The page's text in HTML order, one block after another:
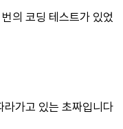
의 코딩 테스트가 있었
라가고 있는 초짜입니다